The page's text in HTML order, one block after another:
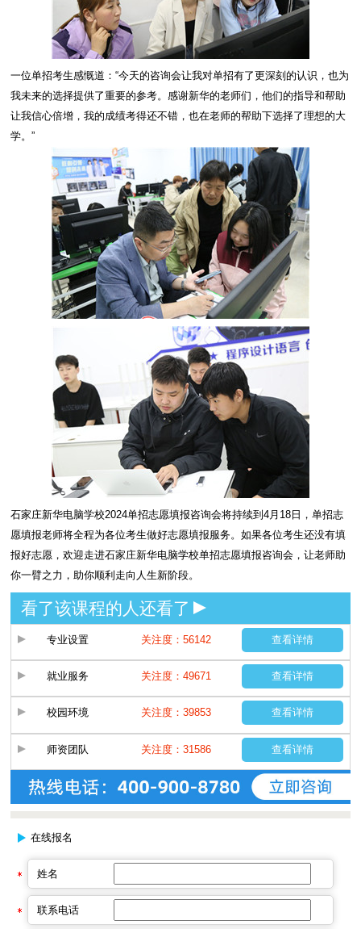
一位单招考生感慨道：“今天的咨询会让我对单招有了更深刻的认识，也为
我未来的选择提供了重要的参考。感谢新华的老师们，他们的指导和帮助
让我信心倍增，我的成绩考得还不错，也在老师的帮助下选择了理想的大
学。”
石家庄新华电脑学校2024单招志愿填报咨询会将持续到4月18日，单招志
愿填报老师将全程为各位考生做好志愿填报服务。如果各位考生还没有填
报好志愿，欢迎走进石家庄新华电脑学校单招志愿填报咨询会，让老师助
你一臂之力，助你顺利走向人生新阶段。
看了该课程的人还看了
专业设置 关注度：56142 查看详情
就业服务 关注度：49671 查看详情
校园环境 关注度：39853 查看详情
师资团队 关注度：31586 查看详情
在线报名
姓名
联系电话